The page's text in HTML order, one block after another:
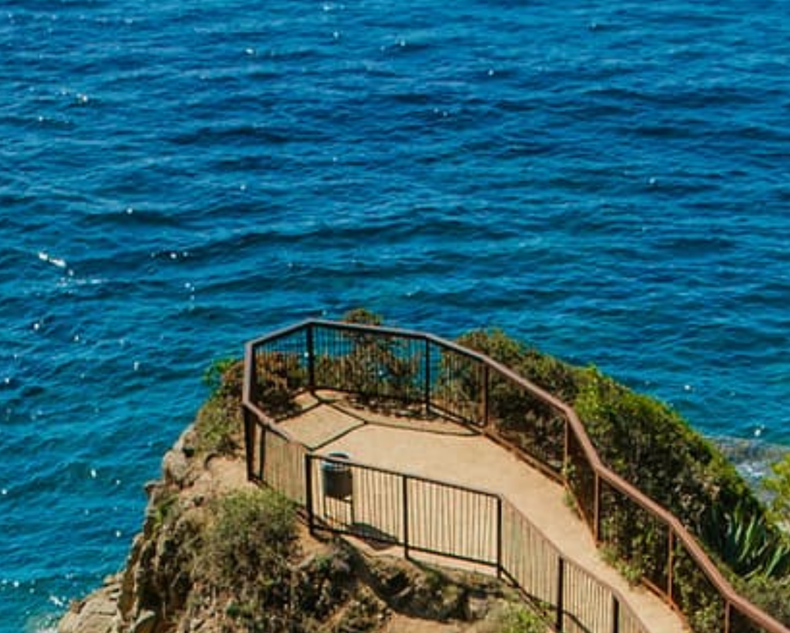
Reservar